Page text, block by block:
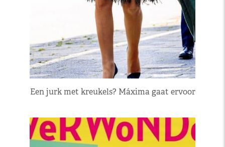
Een jurk met kreukels? Máxima gaat ervoor